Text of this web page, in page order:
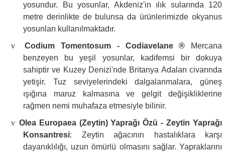
yosundur. Bu yosunlar, Akdeniz'in ılık sularında 120
metre derinlikte de bulunsa da ürünlerimizde okyanus
yosunları kullanılmaktadır.
v
Codium Tomentosum - Codiavelane ® Mercana
benzeyen bu yeşil yosunlar, kadifemsi bir dokuya
sahiptir ve Kuzey Denizi'nde Britanya Adaları civarında
yetişir. Tuz seviyelerindeki dalgalanmalara, güneş
ışığına maruz kalmasına ve gelgit değişikliklerine
rağmen nemi muhafaza etmesiyle bilinir.
v Olea Europaea (Zeytin) Yaprağı Özü - Zeytin Yaprağı
Konsantresi: Zeytin ağacının hastalıklara karşı
dayanıklılığı, uzun ömürlü olmasını sağlar. Yapraklarını